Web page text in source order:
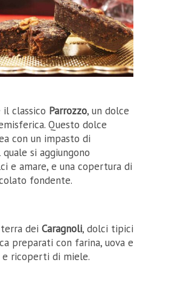
il classico Parrozzo, un dolce
Questo dolce
con un impasto di
si aggiungono
e amare, e una copertura di
fondente.
dei Caragnoli, dolci tipici
preparati con farina, uova e
ricoperti di miele.